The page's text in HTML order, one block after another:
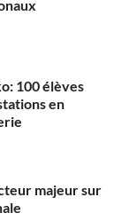
100 élèves
en
majeur sur